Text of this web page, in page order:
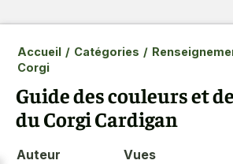
Accueil / Catégories /
Corgi
Guide des couleurs et
du Corgi Cardigan
Auteur
Vues